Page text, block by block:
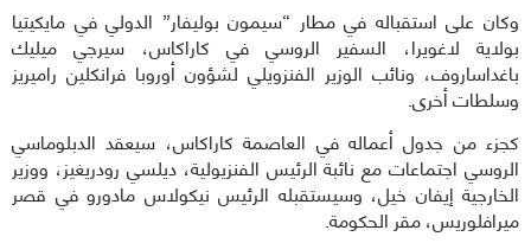
وكان على استقباله في مطار “سيمون بوليفار” الدولي في مايكيتيا
بولاية لاغويرا، السفير الروسي في كاراكاس، سيرجي ميليك
باغداساروف، ونائب الوزير الفنزويلي لشؤون أوروبا فرانكلين راميريز
وسلطات أخرى.
كجزء من جدول أعماله في العاصمة كاراكاس، سيعقد الدبلوماسي
الروسي اجتماعات مع نائبة الرئيس الفنزيولية، ديلسي رودريغيز، ووزير
الخارجية إيفان خيل، وسيستقبله الرئيس نيكولاس مادورو في قصر
ميرافلوريس، مقر الحكومة.